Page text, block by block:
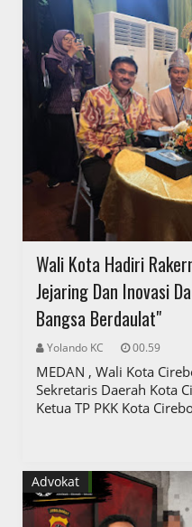
Wali Kota Hadiri
Jejaring Dan Inovasi
Bangsa Berdaulat"
Yolando KC 00.59
MEDAN , Wali Kota
Sekretaris Daerah Kota
Ketua TP PKK Kota
Advokat